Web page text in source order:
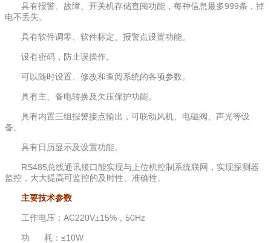
具有报警、故障、开关机存储查阅功能，每种信息最多999条，掉
电不丢失。
具有软件调零、软件标定、报警点设置功能。
设有密码，防止误操作。
可以随时设置、修改和查阅系统的各项参数。
具有主、备电转换及欠压保护功能。
具有内置三组报警接点输出，可联动风机、电磁阀、声光等设
备。
具有日历显示及设置功能。
RS485总线通讯接口能实现与上位机控制系统联网，实现探测器
监控，大大提高可监控的及时性、准确性。
主要技术参数
工作电压：AC220V±15%，50Hz
功 耗：≤10W